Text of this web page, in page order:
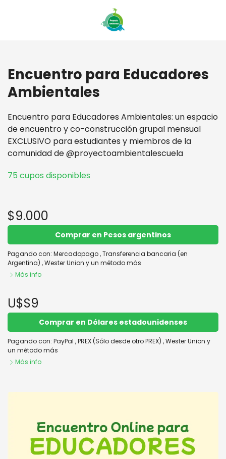
Encuentro para Educadores
Ambientales
Encuentro para Educadores Ambientales: un espacio
de encuentro y co-construcción grupal mensual
EXCLUSIVO para estudiantes y miembros de la
comunidad de @proyectoambientalescuela
75 cupos disponibles
$9.000
Comprar en Pesos argentinos
Pagando con: Mercadopago,Transferencia bancaria (en
Argentina) ,Wester Union y un método más
Más info
U$S9
Comprar en Dólares estadounidenses
Pagando con: PayPal ,PREX (Sólo desde otro PREX) ,Wester Union y
un método más
Más info